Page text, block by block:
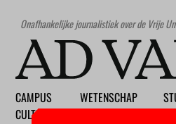
Onafhankelijke journalistiek over de Vrije
CAMPUS
CULTUUR
WETENSCHAP